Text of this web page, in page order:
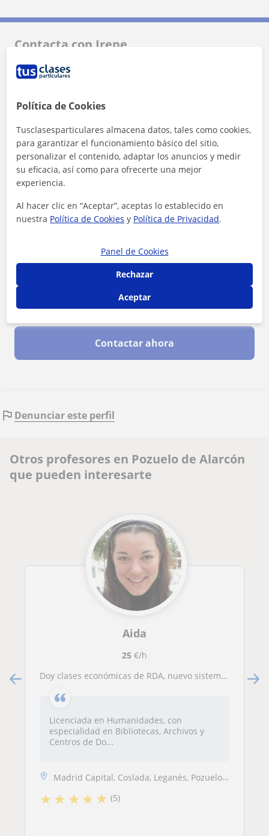
Contacta con Irene
Tarifa
1ª clase gratis
Al hacer clic, aceptas nuestroaviso legaly deprivacidad
Contactar ahora
Denunciar este perfil
Otros profesores en Pozuelo de Alarcón
que pueden interesarte
Aida
25€/h
Doy clases económicas de RDA, nuevo sistema de catalogación bibliotecario
Licenciada en Humanidades, con
especialidad en Bibliotecas, Archivos y
Centros de Do...
Madrid Capital, Coslada, Leganés, Pozuelo de Alarcón
★★ ★★★ (5)
Política de Cookies
Tusclasesparticulares almacena datos, tales como cookies,
para garantizar el funcionamiento básico del sitio,
personalizar el contenido, adaptar los anuncios y medir
su eficacia, así como para ofrecerte una mejor
experiencia.
Al hacer clic en “Aceptar”, aceptas lo establecido en
nuestra Política de Cookies y Política de Privacidad.
Panel de Cookies
Rechazar
Aceptar